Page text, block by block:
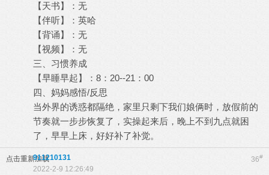
【天书】：无
【伴听】：英哈
【背诵】：无
【视频】：无
三、习惯养成
【早睡早起】：8：20--21：00
四、妈妈感悟/反思
当外界的诱惑都隔绝，家里只剩下我们娘俩时，放假前的
节奏就一步步恢复了，实操起来后，晚上不到九点就困
了，早早上床，好好补了补觉。
点击重新加载 36#
911210131
2022-2-9 12:26:49